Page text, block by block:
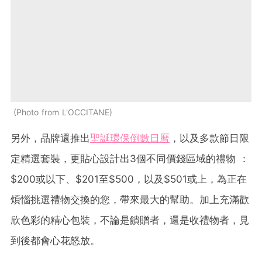
Photo from L'OCCITANE
另外，品牌還推出聖誕環保倒數日曆 ，以及多款節日限
定精選套裝，更貼心設計出3個不同價錢區域的禮物 ：
$200或以下、$201至$500，以及$501或上，為正在
煩惱挑選禮物交換的您，帶來最大的幫助。加上充滿歡
欣色彩的精心包裝，不論是饋贈者，還是收禮物者，見
到後都會心花怒放。